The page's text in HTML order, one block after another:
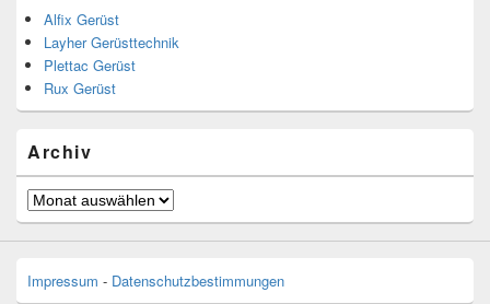
Alfix Gerüst
Layher Gerüsttechnik
Plettac Gerüst
Rux Gerüst
Archiv
Archiv
Impressum - Datenschutzbestimmungen